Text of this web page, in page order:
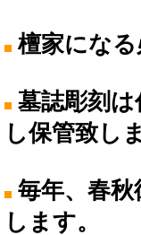
檀家にな
墓誌彫刻
し保管致し
毎年、春
します。